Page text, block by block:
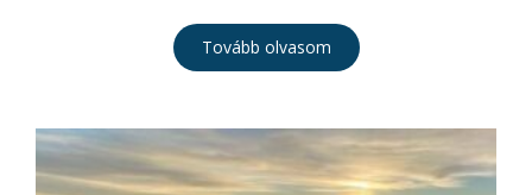
Tovább olvasom